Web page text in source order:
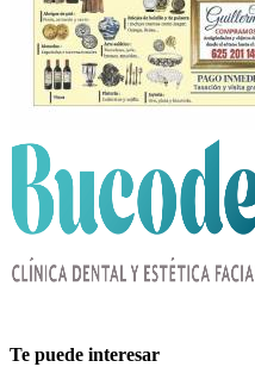
Te puede interesar